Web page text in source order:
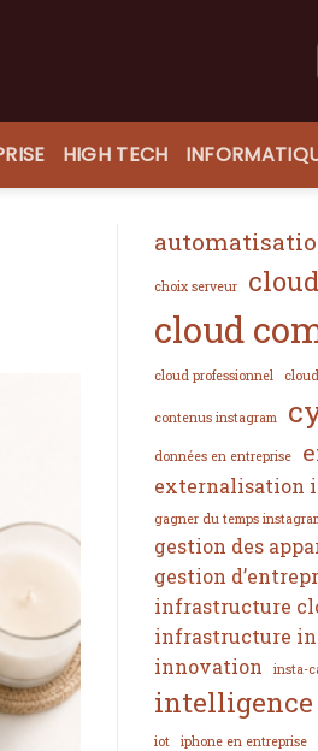
HIGH TECH
choix serveur cloud
cloud
cloud professionnel
contenus instagram
données en entreprise
externalisation
gagner du temps
gestion des
gestion
infrastructure
infrastructure
innovation
insta-
iot iphone en entreprise